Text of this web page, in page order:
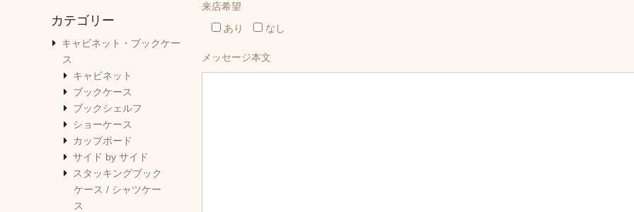
来店希望
あり
なし
メッセージ本文
カテゴリー
キャビネット・ブックケー
ス
キャビネット
ブックケース
ブックシェルフ
ショーケース
カップボード
サイド by サイド
スタッキングブック
ケース / シャツケー
ス